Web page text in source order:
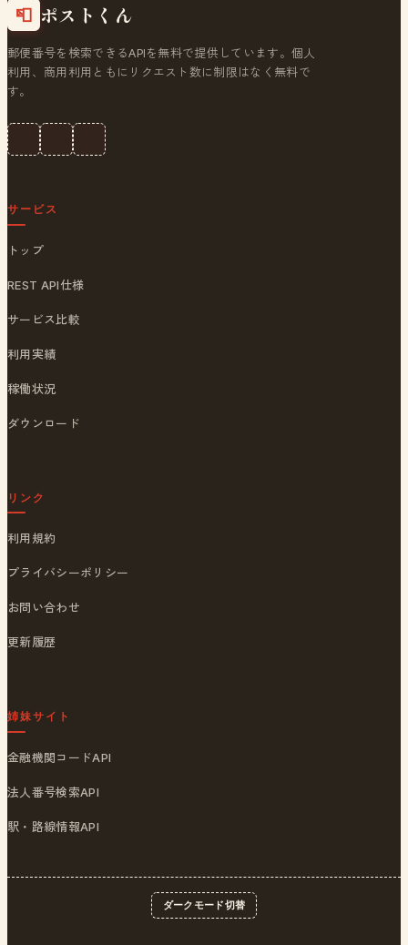
📮 ポストくん
郵便番号を検索できるAPIを無料で提供しています。個人
利用、商用利用ともにリクエスト数に制限はなく無料で
す。
サービス
トップ
REST API仕様
サービス比較
利用実績
稼働状況
ダウンロード
リンク
利用規約
プライバシーポリシー
お問い合わせ
更新履歴
姉妹サイト
金融機関コードAPI
法人番号検索API
駅・路線情報API
ダークモード切替